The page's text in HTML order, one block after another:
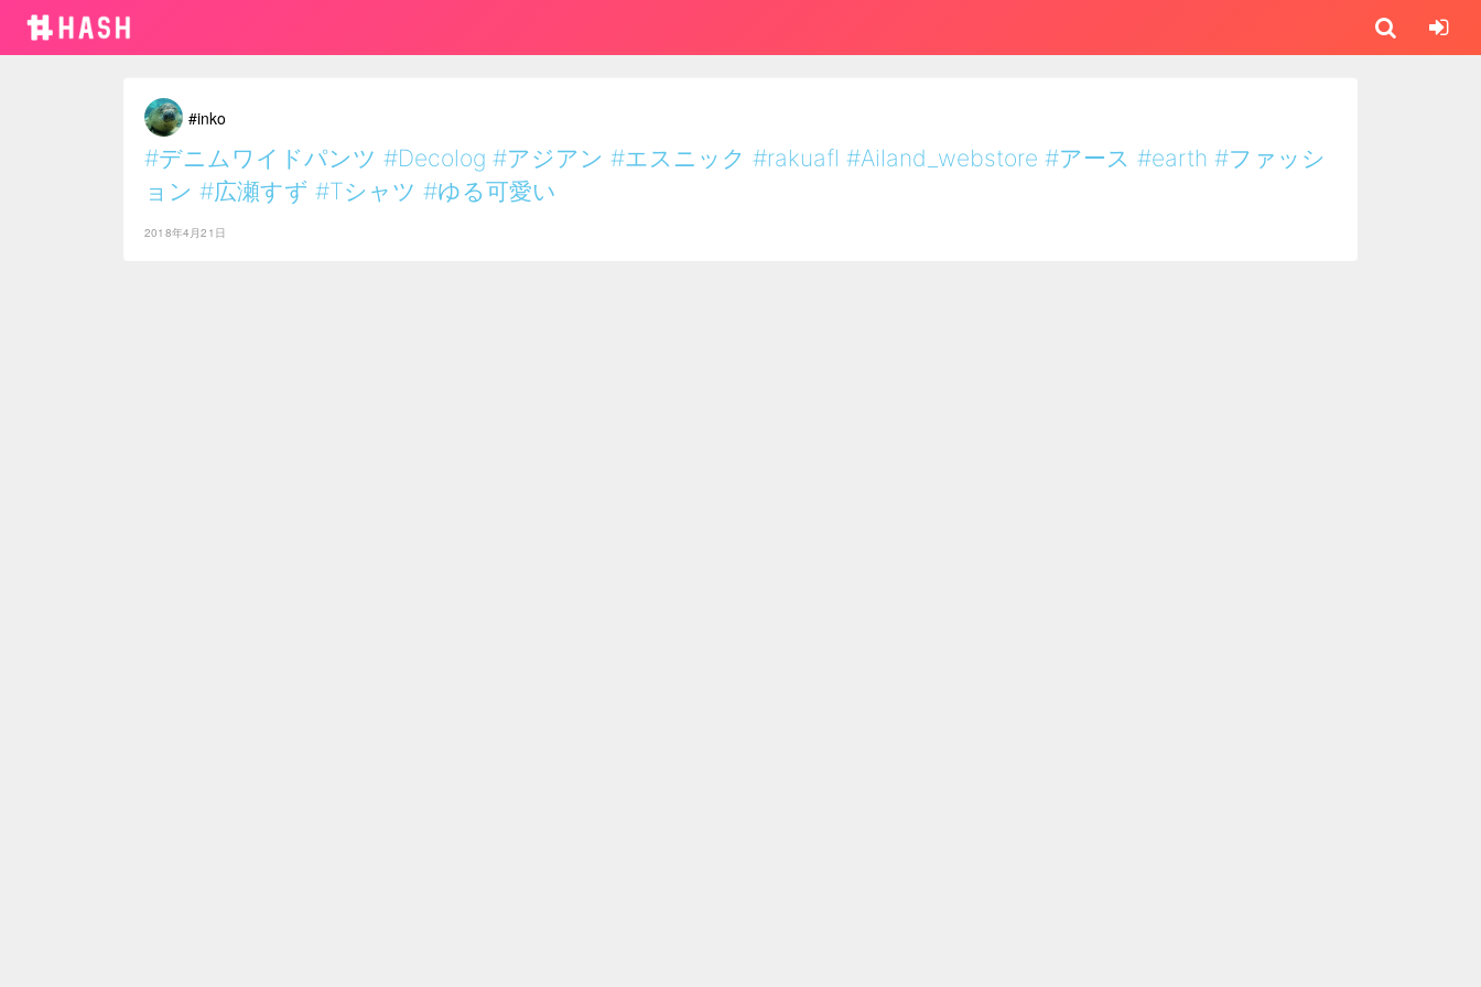
#inko
#デニムワイドパンツ #Decolog #アジアン #エスニック #rakuafl #Ailand_webstore #アース #earth #ファッシ
ョン #広瀬すず #Tシャツ #ゆる可愛い
2018年4月21日